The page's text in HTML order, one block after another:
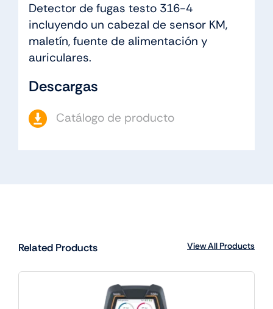
Detector de fugas testo 316-4
incluyendo un cabezal de sensor KM,
maletín, fuente de alimentación y
auriculares.
Descargas
Catálogo de producto
Related Products View All Products